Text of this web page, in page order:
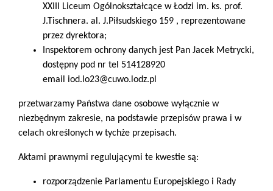
XXIII Liceum Ogólnokształcące w Łodzi im. ks. prof.
J.Tischnera. al. J.Piłsudskiego 159 , reprezentowane
przez dyrektora;
Inspektorem ochrony danych jest Pan Jacek Metrycki,
dostępny pod nr tel 514128920
email iod.lo23@cuwo.lodz.pl
przetwarzamy Państwa dane osobowe wyłącznie w
niezbędnym zakresie, na podstawie przepisów prawa i w
celach określonych w tychże przepisach.
Aktami prawnymi regulującymi te kwestie są:
rozporządzenie Parlamentu Europejskiego i Rady